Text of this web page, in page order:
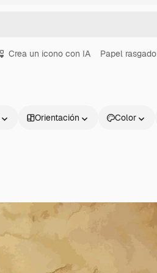
Crea un icono con IA Papel rasgado
Orientación Color